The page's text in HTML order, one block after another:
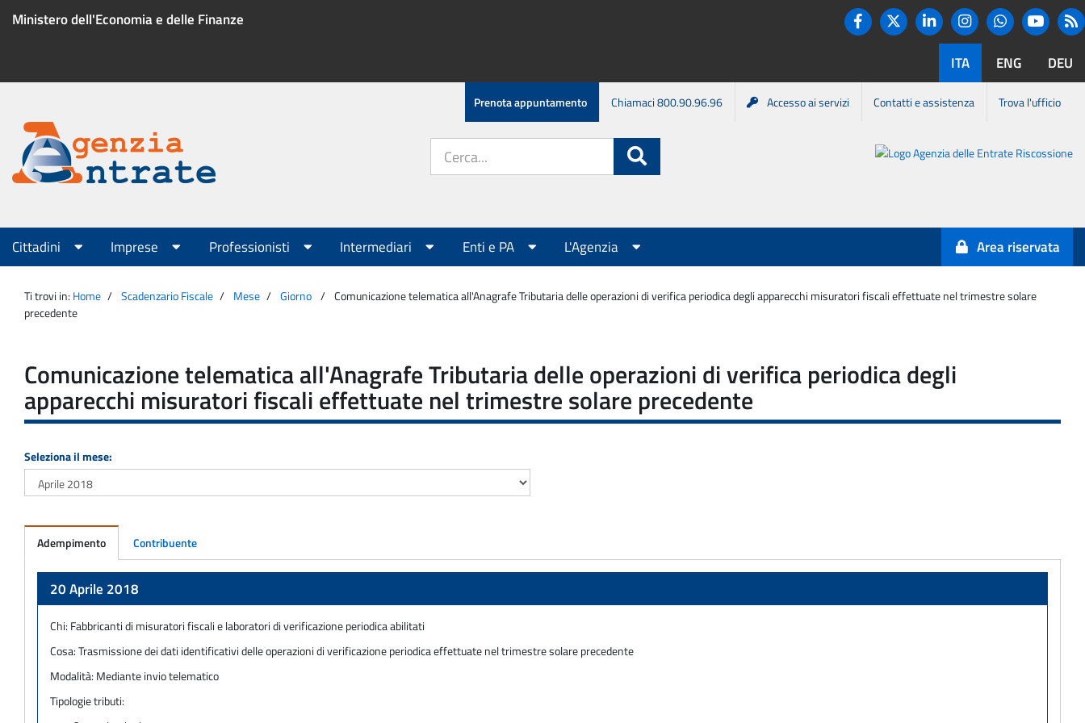
Ministero dell'Economia e delle Finanze
Twitter
LinkedinInstagram
ITA ENG DEU
Menu
servizio
Prenota appuntamento Chiamaci 800.90.96.96 Accesso ai servizi Contatti e assistenza Trova l'ufficio
Agenzia
Entrate
sito:
Agenzia
Entrate-
Riscossione
Menu
principale
Cittadini Imprese Professionisti Intermediari Enti e PA L'Agenzia Area riservata
Ti trovi in: Home Scadenzario Fiscale Mese Giorno
Comunicazione telematica all'Anagrafe Tributaria delle operazioni di verifica periodica degli apparecchi misuratori fiscali effettuate nel trimestre solare
precedente
Comunicazione telematica all'Anagrafe Tributaria delle operazioni di verifica periodica degli
apparecchi misuratori fiscali effettuate nel trimestre solare precedente
Seleziona il mese:
Adempimento Contribuente
20 Aprile 2018
Chi: Fabbricanti di misuratori fiscali e laboratori di verificazione periodica abilitati
Cosa:Trasmissione dei dati identificativi delle operazioni di verificazione periodica effettuate nel trimestre solare precedente
Modalità: Mediante invio telematico
Tipologie tributi: